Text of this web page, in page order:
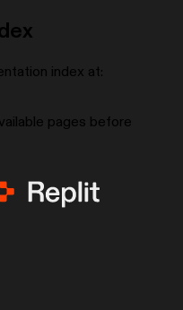
index at:
pages before